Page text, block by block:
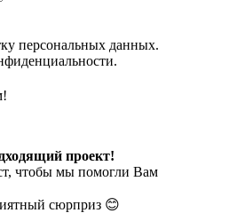
персональных данных.
проект!
чтобы мы помогли Вам
сюрприз 😊